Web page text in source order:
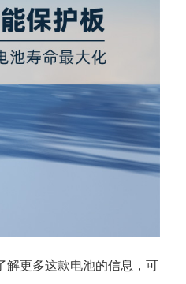
更多这款电池的信息，可